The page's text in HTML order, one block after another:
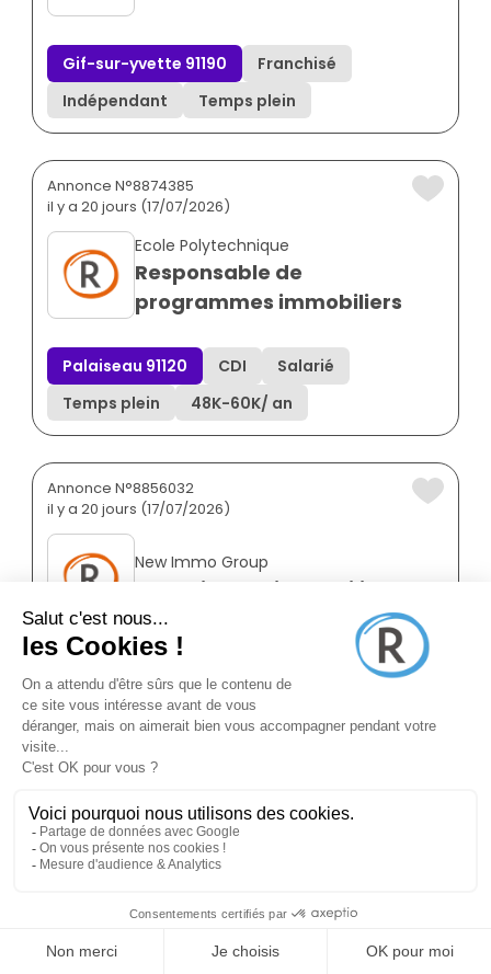
Gif-sur-yvette 91190
Franchisé
Indépendant
Temps plein
Annonce N°8874385
il y a 20 jours (17/07/2026)
Ecole Polytechnique
Responsable de
programmes immobiliers
Palaiseau 91120 CDI
Salarié
Temps plein
48K-60K/ an
Annonce N°8856032
il y a 20 jours (17/07/2026)
New Immo Group
Conseiller en immobilier
Indépendant
Temps plein
il y a 20 jours (17/07/2026)
New Immo Group